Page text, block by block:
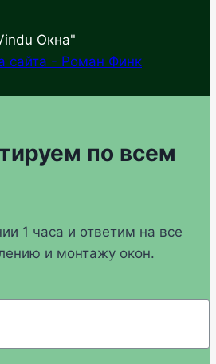
Окна"
сайта - Роман Финк
по всем
1 часа и ответим на все
и монтажу окон.